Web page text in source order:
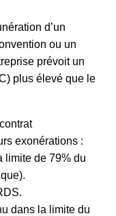
d’un
ou un
prévoit un
plus élevé que le
exonérations :
limite de 79% du
dans la limite du